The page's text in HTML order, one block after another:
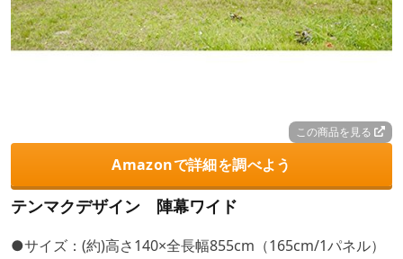
この商品を見る
Amazonで詳細を調べよう
テンマクデザイン 陣幕ワイド
●サイズ：(約)高さ140×全長幅855cm（165cm/1パネル）